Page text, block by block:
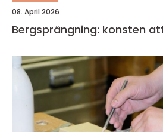
08. April 2026
Bergsprängning: konsten